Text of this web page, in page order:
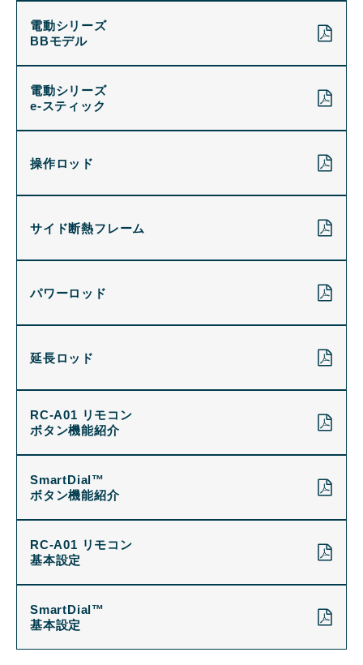
電動シリーズ
BBモデル
電動シリーズ
e-スティック
操作ロッド
サイド断熱フレーム
パワーロッド
延長ロッド
RC-A01 リモコン
ボタン機能紹介
SmartDial™
ボタン機能紹介
RC-A01 リモコン
基本設定
SmartDial™
基本設定